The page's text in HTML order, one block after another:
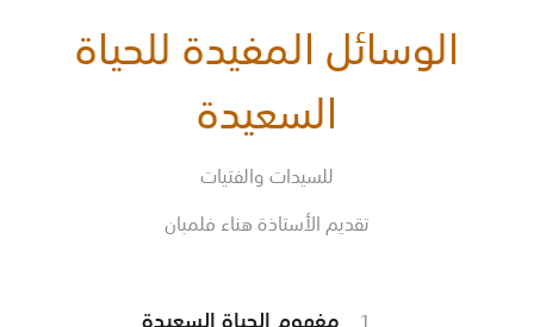
الوسائل المفيدة للحياة
السعيدة
للسيدات والفتيات
تقديم الأستاذة هناء فلمبان
مفهوم الحياة السعيدة